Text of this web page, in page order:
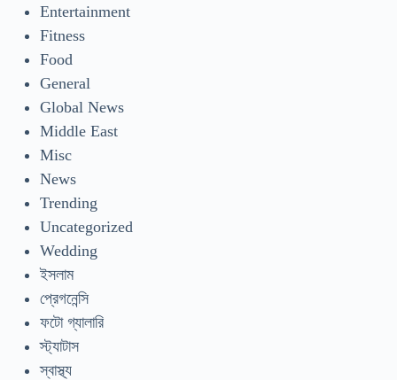
Entertainment
Fitness
Food
General
Global News
Middle East
Misc
News
Trending
Uncategorized
Wedding
ইসলাম
প্রেগনেন্সি
ফটো গ্যালারি
স্ট্যাটাস
স্বাস্থ্য